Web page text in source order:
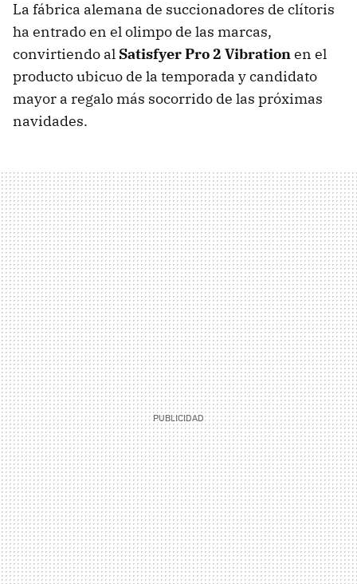
La fábrica alemana de succionadores de clítoris
ha entrado en el olimpo de las marcas,
convirtiendo al Satisfyer Pro 2 Vibrationen el
producto ubicuo de la temporada y candidato
mayor a regalo más socorrido de las próximas
navidades.